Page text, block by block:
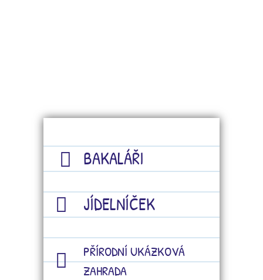
BAKALÁŘI
JÍDELNÍČEK
PŘÍRODNÍ UKÁZKOVÁ
ZAHRADA